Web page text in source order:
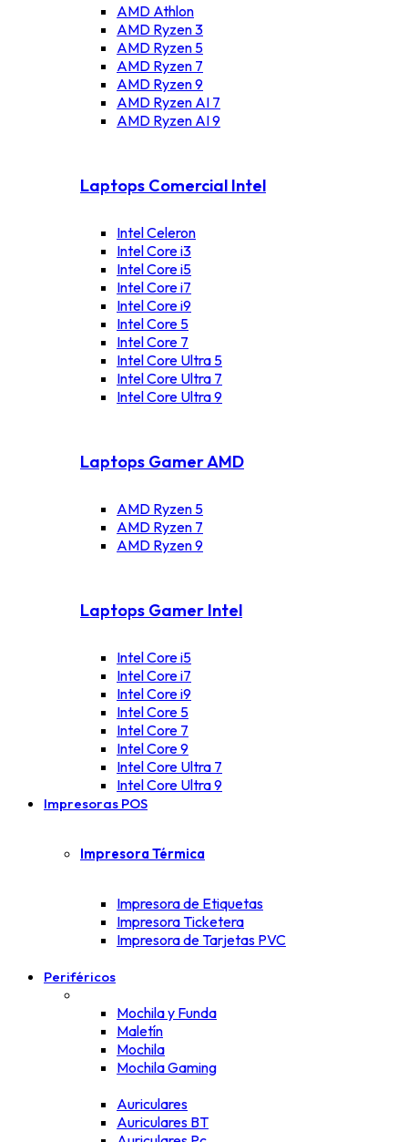
AMD Athlon
AMD Ryzen 3
AMD Ryzen 5
AMD Ryzen 7
AMD Ryzen 9
AMD Ryzen AI 7
AMD Ryzen AI 9
Laptops Comercial Intel
Intel Celeron
Intel Core i3
Intel Core i5
Intel Core i7
Intel Core i9
Intel Core 5
Intel Core 7
Intel Core Ultra 5
Intel Core Ultra 7
Intel Core Ultra 9
Laptops Gamer AMD
AMD Ryzen 5
AMD Ryzen 7
AMD Ryzen 9
Laptops Gamer Intel
Intel Core i5
Intel Core i7
Intel Core i9
Intel Core 5
Intel Core 7
Intel Core 9
Intel Core Ultra 7
Intel Core Ultra 9
Impresoras POS
Impresora Térmica
Impresora de Etiquetas
Impresora Ticketera
Impresora de Tarjetas PVC
Periféricos
Mochila y Funda
Maletín
Mochila
Mochila Gaming
Auriculares
Auriculares BT